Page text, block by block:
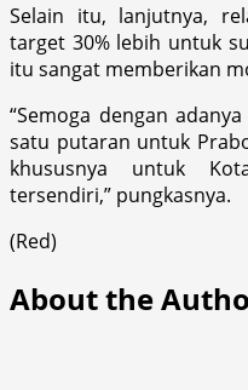
Selain itu, lanjutnya,
target 30% lebih untuk
itu sangat memberikan
“Semoga dengan
satu putaran untuk
khususnya untuk
tersendiri,” pungkasnya.
(Red)
About the